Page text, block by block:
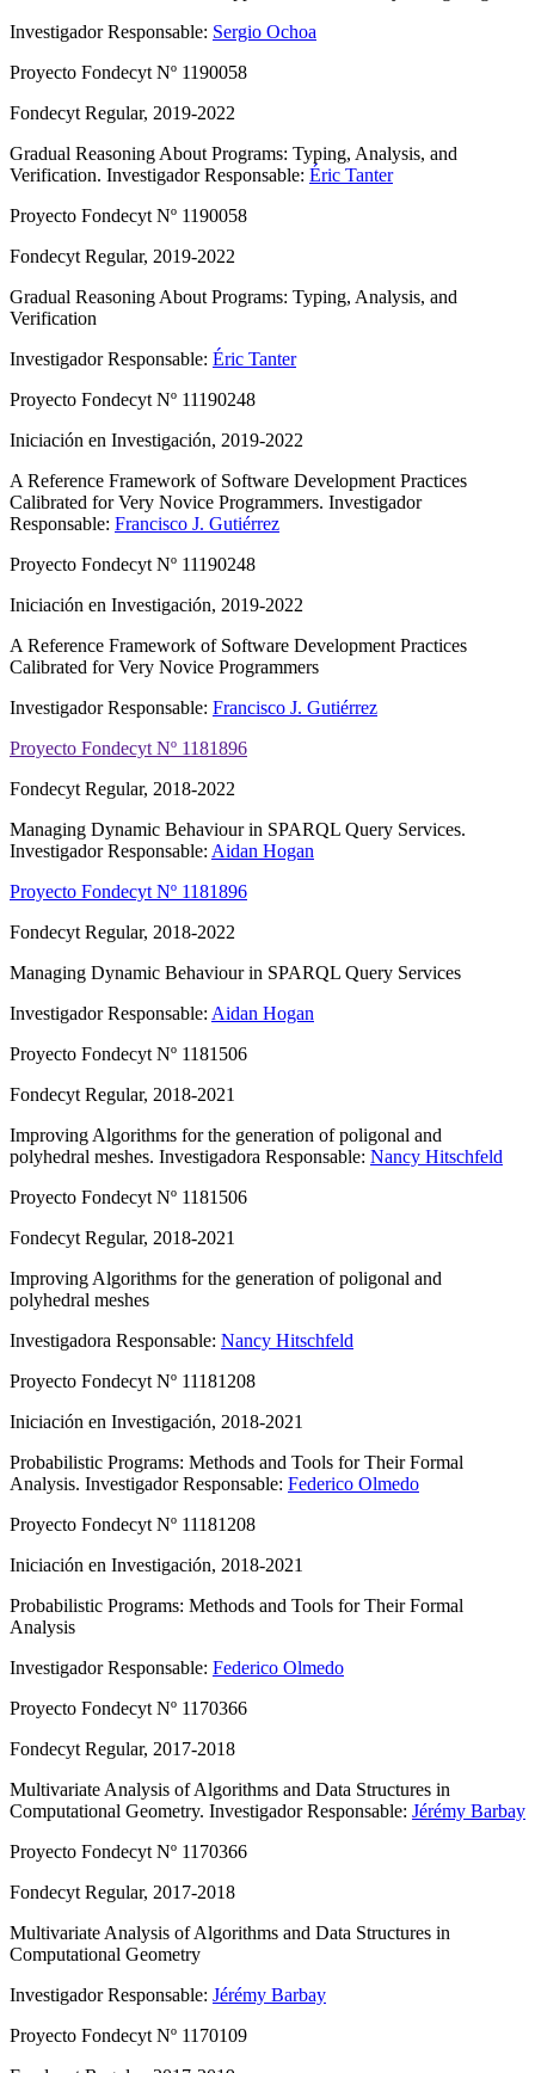
Investigador Responsable: Sergio Ochoa
Proyecto Fondecyt Nº 1190058
Fondecyt Regular, 2019-2022
Gradual Reasoning About Programs: Typing, Analysis, and
Verification. Investigador Responsable: Éric Tanter
Proyecto Fondecyt Nº 1190058
Fondecyt Regular, 2019-2022
Gradual Reasoning About Programs: Typing, Analysis, and
Verification
Investigador Responsable: Éric Tanter
Proyecto Fondecyt Nº 11190248
Iniciación en Investigación, 2019-2022
A Reference Framework of Software Development Practices
Calibrated for Very Novice Programmers. Investigador
Responsable: Francisco J. Gutiérrez
Proyecto Fondecyt Nº 11190248
Iniciación en Investigación, 2019-2022
A Reference Framework of Software Development Practices
Calibrated for Very Novice Programmers
Investigador Responsable: Francisco J. Gutiérrez
Proyecto Fondecyt Nº 1181896
Fondecyt Regular, 2018-2022
Managing Dynamic Behaviour in SPARQL Query Services.
Investigador Responsable: Aidan Hogan
Proyecto Fondecyt Nº 1181896
Fondecyt Regular, 2018-2022
Managing Dynamic Behaviour in SPARQL Query Services
Investigador Responsable: Aidan Hogan
Proyecto Fondecyt Nº 1181506
Fondecyt Regular, 2018-2021
Improving Algorithms for the generation of poligonal and
polyhedral meshes. Investigadora Responsable: Nancy Hitschfeld
Proyecto Fondecyt Nº 1181506
Fondecyt Regular, 2018-2021
Improving Algorithms for the generation of poligonal and
polyhedral meshes
Investigadora Responsable: Nancy Hitschfeld
Proyecto Fondecyt Nº 11181208
Iniciación en Investigación, 2018-2021
Probabilistic Programs: Methods and Tools for Their Formal
Analysis. Investigador Responsable: Federico Olmedo
Proyecto Fondecyt Nº 11181208
Iniciación en Investigación, 2018-2021
Probabilistic Programs: Methods and Tools for Their Formal
Analysis
Investigador Responsable: Federico Olmedo
Proyecto Fondecyt Nº 1170366
Fondecyt Regular, 2017-2018
Multivariate Analysis of Algorithms and Data Structures in
Computational Geometry. Investigador Responsable: Jérémy Barbay
Proyecto Fondecyt Nº 1170366
Fondecyt Regular, 2017-2018
Multivariate Analysis of Algorithms and Data Structures in
Computational Geometry
Investigador Responsable: Jérémy Barbay
Proyecto Fondecyt Nº 1170109